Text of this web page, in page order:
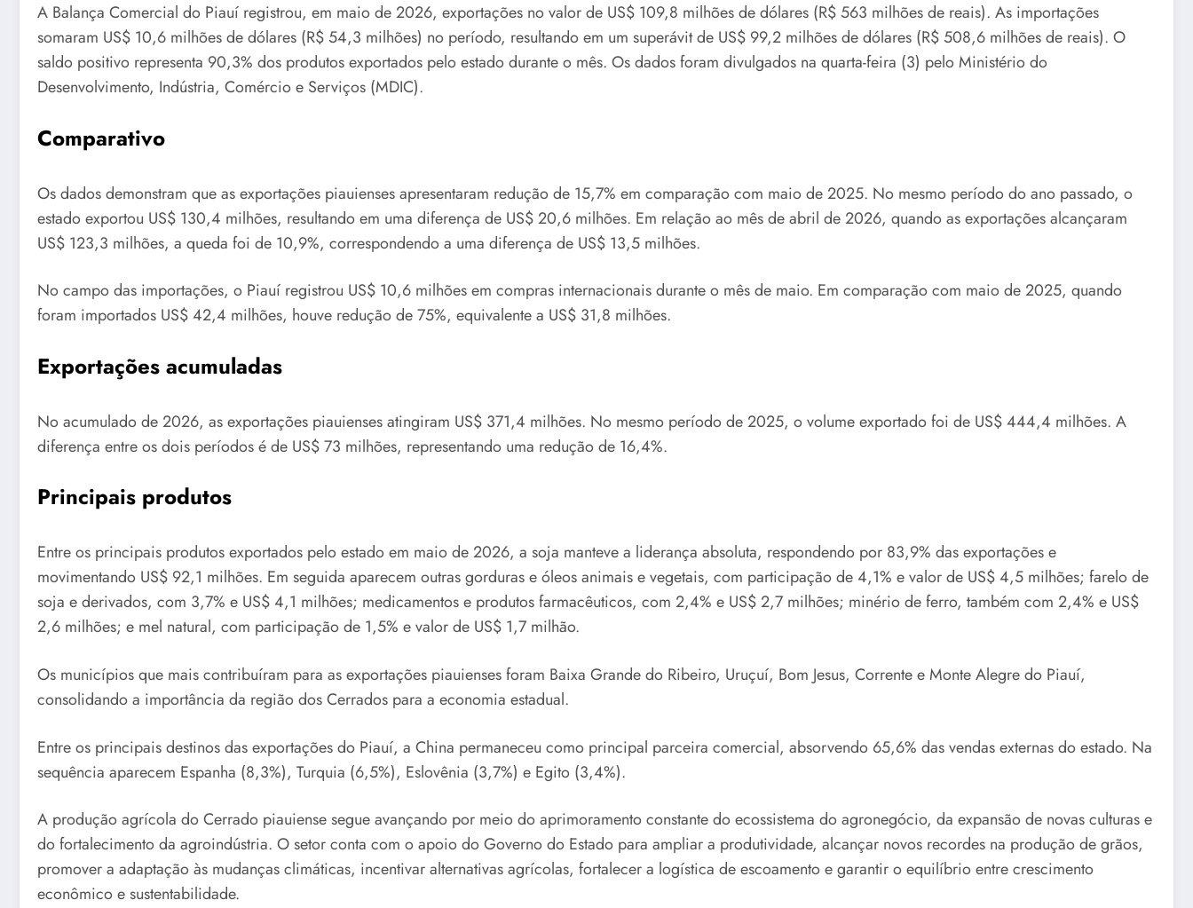
A Balança Comercial do Piauí registrou, em maio de 2026, exportações no valor de US$ 109,8 milhões de dólares (R$ 563 milhões de reais). As importações
somaram US$ 10,6 milhões de dólares (R$ 54,3 milhões) no período, resultando em um superávit de US$ 99,2 milhões de dólares (R$ 508,6 milhões de reais). O
saldo positivo representa 90,3% dos produtos exportados pelo estado durante o mês. Os dados foram divulgados na quarta-feira (3) pelo Ministério do
Desenvolvimento, Indústria, Comércio e Serviços (MDIC).
Comparativo
Os dados demonstram que as exportações piauienses apresentaram redução de 15,7% em comparação com maio de 2025. No mesmo período do ano passado, o
estado exportou US$ 130,4 milhões, resultando em uma diferença de US$ 20,6 milhões. Em relação ao mês de abril de 2026, quando as exportações alcançaram
US$ 123,3 milhões, a queda foi de 10,9%, correspondendo a uma diferença de US$ 13,5 milhões.
No campo das importações, o Piauí registrou US$ 10,6 milhões em compras internacionais durante o mês de maio. Em comparação com maio de 2025, quando
foram importados US$ 42,4 milhões, houve redução de 75%, equivalente a US$ 31,8 milhões.
Exportações acumuladas
No acumulado de 2026, as exportações piauienses atingiram US$ 371,4 milhões. No mesmo período de 2025, o volume exportado foi de US$ 444,4 milhões. A
diferença entre os dois períodos é de US$ 73 milhões, representando uma redução de 16,4%.
Principais produtos
Entre os principais produtos exportados pelo estado em maio de 2026, a soja manteve a liderança absoluta, respondendo por 83,9% das exportações e
movimentando US$ 92,1 milhões. Em seguida aparecem outras gorduras e óleos animais e vegetais, com participação de 4,1% e valor de US$ 4,5 milhões; farelo de
soja e derivados, com 3,7% e US$ 4,1 milhões; medicamentos e produtos farmacêuticos, com 2,4% e US$ 2,7 milhões; minério de ferro, também com 2,4% e US$
2,6 milhões; e mel natural, com participação de 1,5% e valor de US$ 1,7 milhão.
Os municípios que mais contribuíram para as exportações piauienses foram Baixa Grande do Ribeiro, Uruçuí, Bom Jesus, Corrente e Monte Alegre do Piauí,
consolidando a importância da região dos Cerrados para a economia estadual.
Entre os principais destinos das exportações do Piauí, a China permaneceu como principal parceira comercial, absorvendo 65,6% das vendas externas do estado. Na
sequência aparecem Espanha (8,3%), Turquia (6,5%), Eslovênia (3,7%) e Egito (3,4%).
A produção agrícola do Cerrado piauiense segue avançando por meio do aprimoramento constante do ecossistema do agronegócio, da expansão de novas culturas e
do fortalecimento da agroindústria. O setor conta com o apoio do Governo do Estado para ampliar a produtividade, alcançar novos recordes na produção de grãos,
promover a adaptação às mudanças climáticas, incentivar alternativas agrícolas, fortalecer a logística de escoamento e garantir o equilíbrio entre crescimento
econômico e sustentabilidade.